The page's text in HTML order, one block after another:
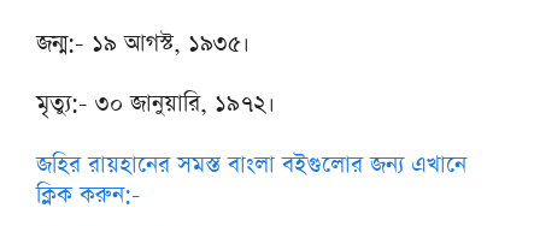
জন্ম:- ১৯ আগস্ট, ১৯৩৫।
মৃত্যু:- ৩০ জানুয়ারি, ১৯৭২।
জহির রায়হানের সমস্ত বাংলা বইগুলোর জন্য এখানে
ক্লিক করুন:-